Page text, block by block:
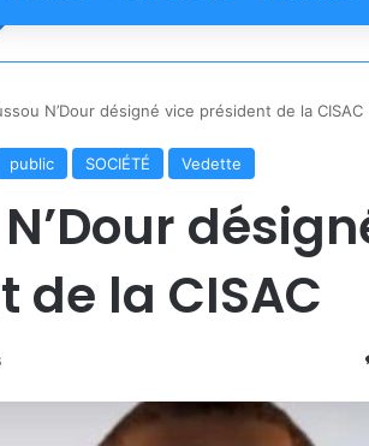
N’Dour désigné vice président de la CISAC
public SOCIÉTÉ Vedette
de la CISAC